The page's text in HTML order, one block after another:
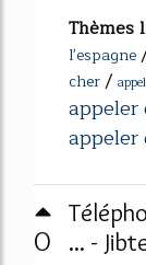
Thèmes
l'espagne
cher/
appeler
appeler
0
... -